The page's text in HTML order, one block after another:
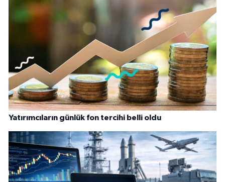
Yatırımcıların günlük fon tercihi belli oldu